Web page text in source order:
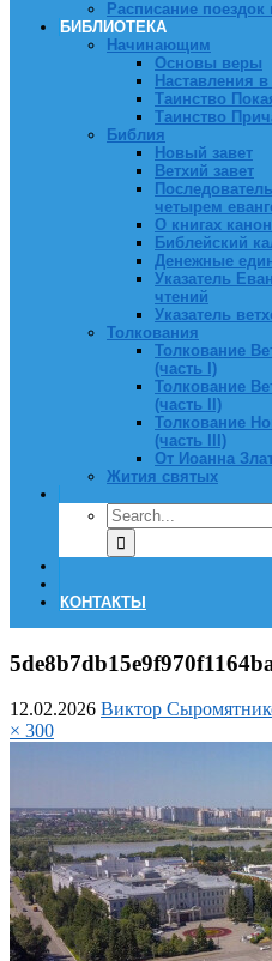
Расписание поездок
БИБЛИОТЕКА
Начинающим
Основы веры
Наставления
Таинство
Таинство
Библия
Новый завет
Ветхий завет
четырем
О книгах
Библейский
Денежные
Указатель
чтений
Указатель
Толкования
Толкование
(часть I)
Толкование
(часть II)
Толкование
(часть III)
От Иоанна
Жития святых
КОНТАКТЫ
12.02.2026 Виктор
× 300